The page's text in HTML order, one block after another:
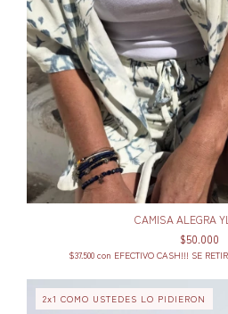
CAMISA ALEGRA
$50.000
$37.500 con EFECTIVO CASH!!! SE
2x1 COMO USTEDES LO PIDIERON